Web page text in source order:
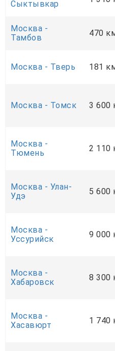
Сыктывкар
Москва -
Тамбов
470
Москва - Тверь 181
Москва - Томск 3 600
Москва -
Тюмень
2 110
Москва - Улан-
Удэ
5 600
Москва -
Уссурийск
9 000
Москва -
Хабаровск
8 300
Москва -
Хасавюрт
1 740